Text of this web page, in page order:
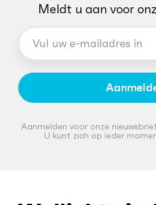
Meldt u aan voor
Aanmelden voor onze
U kunt zich op ieder